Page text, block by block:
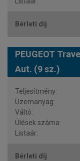
PEUGEOT
Aut. (9 sz.)